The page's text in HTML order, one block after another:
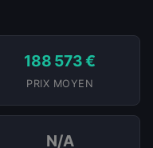
188 573 €
PRIX MOYEN
N/A